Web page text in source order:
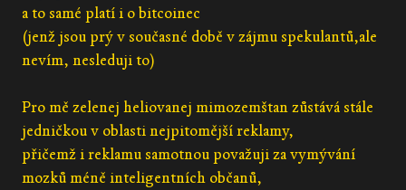
a to samé platí i o bitcoinec
(jenž jsou prý v současné době v zájmu spekulantů,ale
nevím, nesleduji to)
Pro mě zelenej heliovanej mimozemštan zůstává stále
jedničkou v oblasti nejpitomější reklamy,
přičemž i reklamu samotnou považuji za vymývání
mozků méně inteligentních občanů,